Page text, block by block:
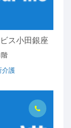
ス小田銀座
介護